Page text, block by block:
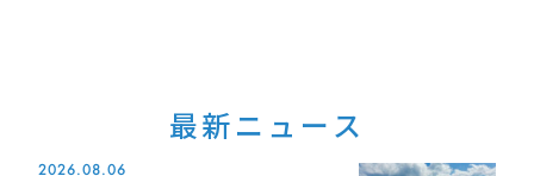
最新ニュース
2026.08.06